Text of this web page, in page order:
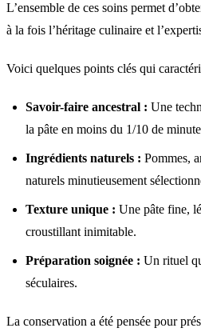
L’ensemble de ces soins permet
à la fois l’héritage culinaire et
Voici quelques points clés qui
Savoir-faire ancestral : Une
la pâte en moins du 1/10 de
Ingrédients naturels : Pommes,
naturels minutieusement
Texture unique : Une pâte fine,
croustillant inimitable.
Préparation soignée : Un rituel
séculaires.
La conservation a été pensée pour